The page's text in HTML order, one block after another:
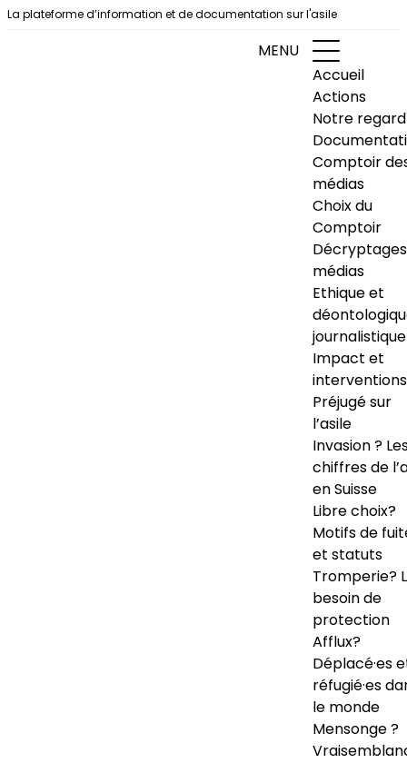
Aller au contenu
La plateforme d’information et de documentation sur l'asile
MENU
Accueil
Actions
Notre regard
Comptoir
médias
Choix du
Comptoir
Décryptages
médias
Ethique et
journalistique
Impact et
interventions
Préjugé sur
l’asile
Invasion ?
chiffres de
en Suisse
Libre choix?
Motifs de
et statuts
Tromperie?
besoin de
protection
Afflux?
Déplacé·es
réfugié·es
le monde
Mensonge ?